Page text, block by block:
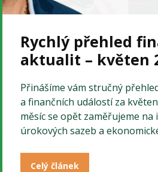
Rychlý přehled
aktualit – květen
Přinášíme vám stručný
a finančních událostí za
měsíc se opět zaměřujeme na
úrokových sazeb a
Celý článek